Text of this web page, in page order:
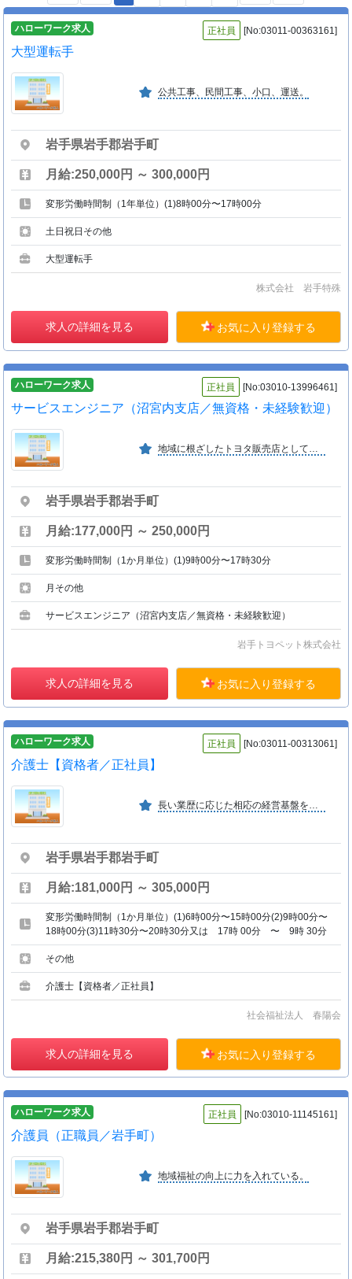
ハローワーク求人 正社員 [No:03011-00363161]
大型運転手
公共工事、民間工事、小口、運送。
岩手県岩手郡岩手町
月給:250,000円 ～ 300,000円
変形労働時間制（1年単位）(1)8時00分〜17時00分
土日祝日その他
大型運転手
株式会社 岩手特殊
求人の詳細を見る お気に入り登録する
ハローワーク求人 正社員 [No:03010-13996461]
サービスエンジニア（沼宮内支店／無資格・未経験歓迎）
地域に根ざしたトヨタ販売店として、県内で高い販売シェアを誇る会社です。研修やサポート体制が充実しており、未経験でも安心して成長できる環境です。
岩手県岩手郡岩手町
月給:177,000円 ～ 250,000円
変形労働時間制（1か月単位）(1)9時00分〜17時30分
月その他
サービスエンジニア（沼宮内支店／無資格・未経験歓迎）
岩手トヨペット株式会社
求人の詳細を見る お気に入り登録する
ハローワーク求人 正社員 [No:03011-00313061]
介護士【資格者／正社員】
長い業歴に応じた相応の経営基盤を有し、また安心して働いて頂くための諸労働規定や社会保険などを整備していますので現状では、安定した施設・事務所の運営を継続しています。
岩手県岩手郡岩手町
月給:181,000円 ～ 305,000円
変形労働時間制（1か月単位）(1)6時00分〜15時00分(2)9時00分〜
18時00分(3)11時30分〜20時30分又は 17時 00分 〜 9時 30分
その他
介護士【資格者／正社員】
社会福祉法人 春陽会
求人の詳細を見る お気に入り登録する
ハローワーク求人 正社員 [No:03010-11145161]
介護員（正職員／岩手町）
地域福祉の向上に力を入れている。
岩手県岩手郡岩手町
月給:215,380円 ～ 301,700円